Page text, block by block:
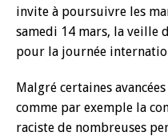
invite à poursuivre les
samedi 14 mars, la veille
pour la journée
Malgré certaines
comme par exemple la
raciste de nombreuses